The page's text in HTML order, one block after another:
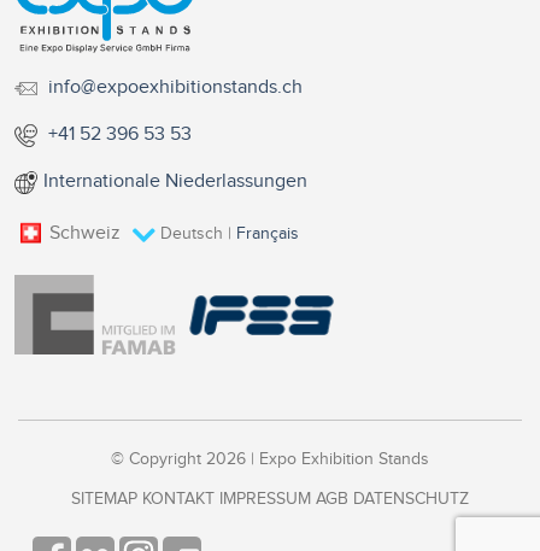
info@expoexhibitionstands.ch
+41 52 396 53 53
Internationale Niederlassungen
Schweiz Deutsch | Français
© Copyright 2026 | Expo Exhibition Stands
SITEMAP KONTAKT IMPRESSUM AGB DATENSCHUTZ